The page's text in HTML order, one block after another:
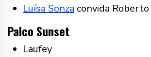
Luísa Sonza convida
Palco Sunset
Laufey